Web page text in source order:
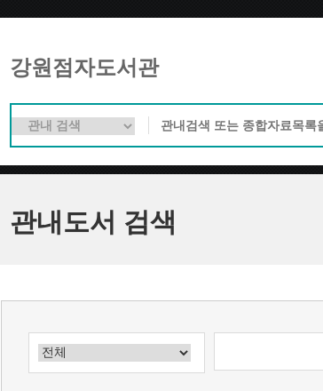
강원점자도서관
관내도서 검색